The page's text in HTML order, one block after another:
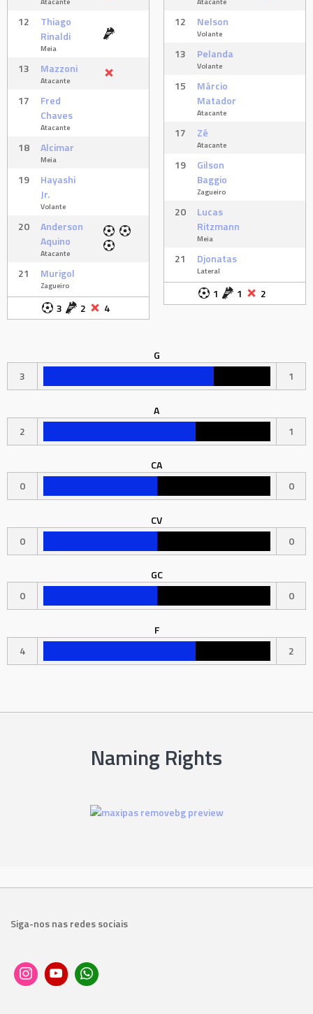
12
Thiago
Rinaldi
Meia
13 Mazzoni
Atacante
17
Fred
Chaves
Atacante
18 Alcimar
Meia
19
Hayashi
Jr.
Volante
20
Anderson
Aquino
Atacante
21 Murigol
Zagueiro
3 2 4
12 Nelson
Volante
13 Pelanda
Volante
15
Márcio
Matador
Atacante
17 Zé
Atacante
19
Gilson
Baggio
Zagueiro
20
Lucas
Ritzmann
Meia
21 Djonatas
Lateral
1 1 2
G
3
1
A
2
1
CA
0
0
CV
0
0
GC
0
0
F
4
2
Naming Rights
Siga-nos nas redes sociais